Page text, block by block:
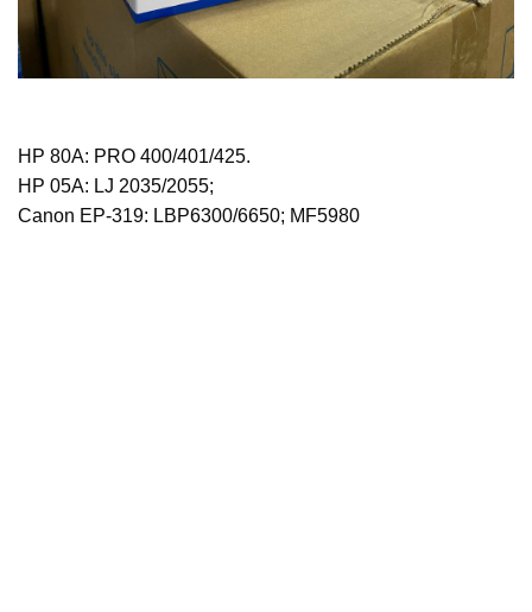
HP 80A: PRO 400/401/425.
HP 05A: LJ 2035/2055;
Canon EP-319: LBP6300/6650; MF5980